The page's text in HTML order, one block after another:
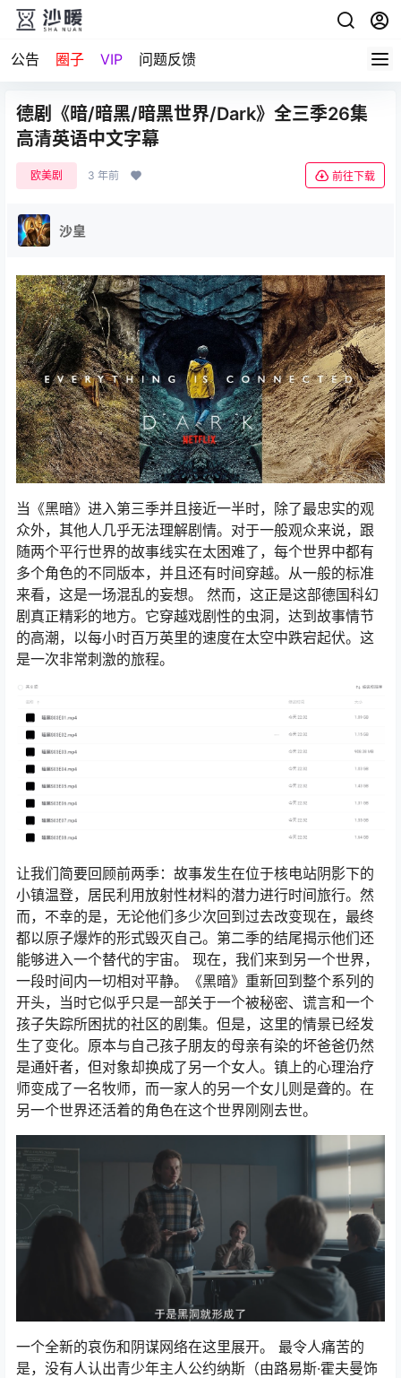
公告 圈子 VIP 问题反馈
德剧《暗/暗黑/暗黑世界/Dark》全三季26集
高清英语中文字幕
欧美剧 3 年前 前往下载
沙皇
当《黑暗》进入第三季并且接近一半时，除了最忠实的观
众外，其他人几乎无法理解剧情。对于一般观众来说，跟
随两个平行世界的故事线实在太困难了，每个世界中都有
多个角色的不同版本，并且还有时间穿越。从一般的标准
来看，这是一场混乱的妄想。 然而，这正是这部德国科幻
剧真正精彩的地方。它穿越戏剧性的虫洞，达到故事情节
的高潮，以每小时百万英里的速度在太空中跌宕起伏。这
是一次非常刺激的旅程。
让我们简要回顾前两季：故事发生在位于核电站阴影下的
小镇温登，居民利用放射性材料的潜力进行时间旅行。然
而，不幸的是，无论他们多少次回到过去改变现在，最终
都以原子爆炸的形式毁灭自己。第二季的结尾揭示他们还
能够进入一个替代的宇宙。 现在，我们来到另一个世界，
一段时间内一切相对平静。《黑暗》重新回到整个系列的
开头，当时它似乎只是一部关于一个被秘密、谎言和一个
孩子失踪所困扰的社区的剧集。但是，这里的情景已经发
生了变化。原本与自己孩子朋友的母亲有染的坏爸爸仍然
是通奸者，但对象却换成了另一个女人。镇上的心理治疗
师变成了一名牧师，而一家人的另一个女儿则是聋的。在
另一个世界还活着的角色在这个世界刚刚去世。
一个全新的哀伤和阴谋网络在这里展开。 最令人痛苦的
是，没有人认出青少年主人公约纳斯（由路易斯·霍夫曼饰